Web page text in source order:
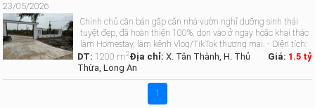
23/05/2026
Chính chủ cần bán gấp căn nhà vườn nghỉ dưỡng sinh thái
tuyệt đẹp, đã hoàn thiện 100%, dọn vào ở ngay hoặc khai thác
làm Homestay, làm kênh Vlog/TikTok thương mại. - Diện tích:
1.226 m² (Mặt tiền ngang 16m thênh thang, đất vuông vắn
rất đ…Xem chi tiết »
DT: 1200 m2 Giá: 1.5 tỷ
Địa chỉ: X. Tân Thành, H. Thủ
Thừa, Long An
1